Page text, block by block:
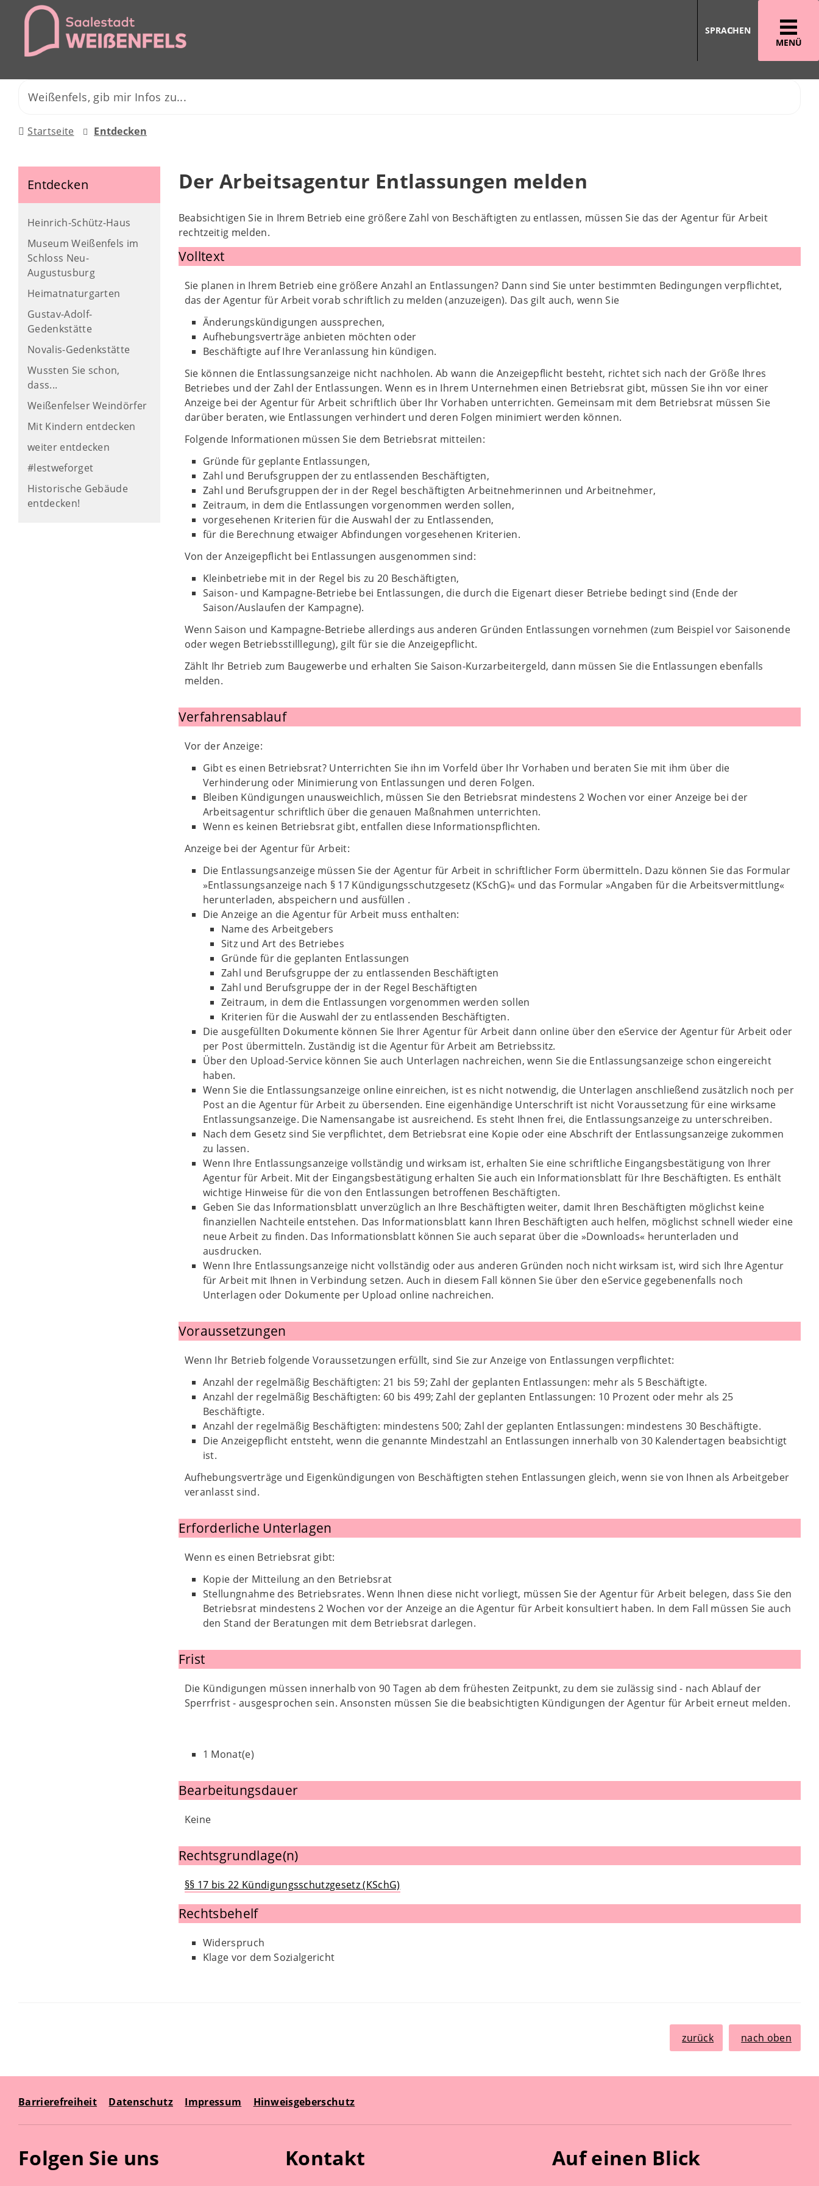
MENÜ
SPRACHEN
Startseite Entdecken
Entdecken
Heinrich-Schütz-Haus
Museum Weißenfels im
Schloss Neu-
Augustusburg
Heimatnaturgarten
Gustav-Adolf-
Gedenkstätte
Novalis-Gedenkstätte
Wussten Sie schon,
dass...
Weißenfelser Weindörfer
Mit Kindern entdecken
weiter entdecken
#lestweforget
Historische Gebäude
entdecken!
Der Arbeitsagentur Entlassungen melden
Beabsichtigen Sie in Ihrem Betrieb eine größere Zahl von Beschäftigten zu entlassen, müssen Sie das der Agentur für Arbeit
rechtzeitig melden.
Volltext
Sie planen in Ihrem Betrieb eine größere Anzahl an Entlassungen? Dann sind Sie unter bestimmten Bedingungen verpflichtet,
das der Agentur für Arbeit vorab schriftlich zu melden (anzuzeigen). Das gilt auch, wenn Sie
Änderungskündigungen aussprechen,
Aufhebungsverträge anbieten möchten oder
Beschäftigte auf Ihre Veranlassung hin kündigen.
Sie können die Entlassungsanzeige nicht nachholen. Ab wann die Anzeigepflicht besteht, richtet sich nach der Größe Ihres
Betriebes und der Zahl der Entlassungen. Wenn es in Ihrem Unternehmen einen Betriebsrat gibt, müssen Sie ihn vor einer
Anzeige bei der Agentur für Arbeit schriftlich über Ihr Vorhaben unterrichten. Gemeinsam mit dem Betriebsrat müssen Sie
darüber beraten, wie Entlassungen verhindert und deren Folgen minimiert werden können.
Folgende Informationen müssen Sie dem Betriebsrat mitteilen:
Gründe für geplante Entlassungen,
Zahl und Berufsgruppen der zu entlassenden Beschäftigten,
Zahl und Berufsgruppen der in der Regel beschäftigten Arbeitnehmerinnen und Arbeitnehmer,
Zeitraum, in dem die Entlassungen vorgenommen werden sollen,
vorgesehenen Kriterien für die Auswahl der zu Entlassenden,
für die Berechnung etwaiger Abfindungen vorgesehenen Kriterien.
Von der Anzeigepflicht bei Entlassungen ausgenommen sind:
Kleinbetriebe mit in der Regel bis zu 20 Beschäftigten,
Saison- und Kampagne-Betriebe bei Entlassungen, die durch die Eigenart dieser Betriebe bedingt sind (Ende der
Saison/Auslaufen der Kampagne).
Wenn Saison und Kampagne-Betriebe allerdings aus anderen Gründen Entlassungen vornehmen (zum Beispiel vor Saisonende
oder wegen Betriebsstilllegung), gilt für sie die Anzeigepflicht.
Zählt Ihr Betrieb zum Baugewerbe und erhalten Sie Saison-Kurzarbeitergeld, dann müssen Sie die Entlassungen ebenfalls
melden.
Verfahrensablauf
Vor der Anzeige:
Gibt es einen Betriebsrat? Unterrichten Sie ihn im Vorfeld über Ihr Vorhaben und beraten Sie mit ihm über die
Verhinderung oder Minimierung von Entlassungen und deren Folgen.
Bleiben Kündigungen unausweichlich, müssen Sie den Betriebsrat mindestens 2 Wochen vor einer Anzeige bei der
Arbeitsagentur schriftlich über die genauen Maßnahmen unterrichten.
Wenn es keinen Betriebsrat gibt, entfallen diese Informationspflichten.
Anzeige bei der Agentur für Arbeit:
Die Entlassungsanzeige müssen Sie der Agentur für Arbeit in schriftlicher Form übermitteln. Dazu können Sie das Formular
»Entlassungsanzeige nach § 17 Kündigungsschutzgesetz (KSchG)« und das Formular »Angaben für die Arbeitsvermittlung«
herunterladen, abspeichern und ausfüllen .
Die Anzeige an die Agentur für Arbeit muss enthalten:
Name des Arbeitgebers
Sitz und Art des Betriebes
Gründe für die geplanten Entlassungen
Zahl und Berufsgruppe der zu entlassenden Beschäftigten
Zahl und Berufsgruppe der in der Regel Beschäftigten
Zeitraum, in dem die Entlassungen vorgenommen werden sollen
Kriterien für die Auswahl der zu entlassenden Beschäftigten.
Die ausgefüllten Dokumente können Sie Ihrer Agentur für Arbeit dann online über den eService der Agentur für Arbeit oder
per Post übermitteln. Zuständig ist die Agentur für Arbeit am Betriebssitz.
Über den Upload-Service können Sie auch Unterlagen nachreichen, wenn Sie die Entlassungsanzeige schon eingereicht
haben.
Wenn Sie die Entlassungsanzeige online einreichen, ist es nicht notwendig, die Unterlagen anschließend zusätzlich noch per
Post an die Agentur für Arbeit zu übersenden. Eine eigenhändige Unterschrift ist nicht Voraussetzung für eine wirksame
Entlassungsanzeige. Die Namensangabe ist ausreichend. Es steht Ihnen frei, die Entlassungsanzeige zu unterschreiben.
Nach dem Gesetz sind Sie verpflichtet, dem Betriebsrat eine Kopie oder eine Abschrift der Entlassungsanzeige zukommen
zu lassen.
Wenn Ihre Entlassungsanzeige vollständig und wirksam ist, erhalten Sie eine schriftliche Eingangsbestätigung von Ihrer
Agentur für Arbeit. Mit der Eingangsbestätigung erhalten Sie auch ein Informationsblatt für Ihre Beschäftigten. Es enthält
wichtige Hinweise für die von den Entlassungen betroffenen Beschäftigten.
Geben Sie das Informationsblatt unverzüglich an Ihre Beschäftigten weiter, damit Ihren Beschäftigten möglichst keine
finanziellen Nachteile entstehen. Das Informationsblatt kann Ihren Beschäftigten auch helfen, möglichst schnell wieder eine
neue Arbeit zu finden. Das Informationsblatt können Sie auch separat über die »Downloads« herunterladen und
ausdrucken.
Wenn Ihre Entlassungsanzeige nicht vollständig oder aus anderen Gründen noch nicht wirksam ist, wird sich Ihre Agentur
für Arbeit mit Ihnen in Verbindung setzen. Auch in diesem Fall können Sie über den eService gegebenenfalls noch
Unterlagen oder Dokumente per Upload online nachreichen.
Voraussetzungen
Wenn Ihr Betrieb folgende Voraussetzungen erfüllt, sind Sie zur Anzeige von Entlassungen verpflichtet:
Anzahl der regelmäßig Beschäftigten: 21 bis 59; Zahl der geplanten Entlassungen: mehr als 5 Beschäftigte.
Anzahl der regelmäßig Beschäftigten: 60 bis 499; Zahl der geplanten Entlassungen: 10 Prozent oder mehr als 25
Beschäftigte.
Anzahl der regelmäßig Beschäftigten: mindestens 500; Zahl der geplanten Entlassungen: mindestens 30 Beschäftigte.
Die Anzeigepflicht entsteht, wenn die genannte Mindestzahl an Entlassungen innerhalb von 30 Kalendertagen beabsichtigt
ist.
Aufhebungsverträge und Eigenkündigungen von Beschäftigten stehen Entlassungen gleich, wenn sie von Ihnen als Arbeitgeber
veranlasst sind.
Erforderliche Unterlagen
Wenn es einen Betriebsrat gibt:
Kopie der Mitteilung an den Betriebsrat
Stellungnahme des Betriebsrates. Wenn Ihnen diese nicht vorliegt, müssen Sie der Agentur für Arbeit belegen, dass Sie den
Betriebsrat mindestens 2 Wochen vor der Anzeige an die Agentur für Arbeit konsultiert haben. In dem Fall müssen Sie auch
den Stand der Beratungen mit dem Betriebsrat darlegen.
Frist
Die Kündigungen müssen innerhalb von 90 Tagen ab dem frühesten Zeitpunkt, zu dem sie zulässig sind - nach Ablauf der
Sperrfrist - ausgesprochen sein. Ansonsten müssen Sie die beabsichtigten Kündigungen der Agentur für Arbeit erneut melden.
1 Monat(e)
Bearbeitungsdauer
Keine
Rechtsgrundlage(n)
§§ 17 bis 22 Kündigungsschutzgesetz (KSchG)
Rechtsbehelf
Widerspruch
Klage vor dem Sozialgericht
zurück nach oben
Barrierefreiheit Datenschutz Impressum Hinweisgeberschutz
Folgen Sie uns Kontakt Auf einen Blick